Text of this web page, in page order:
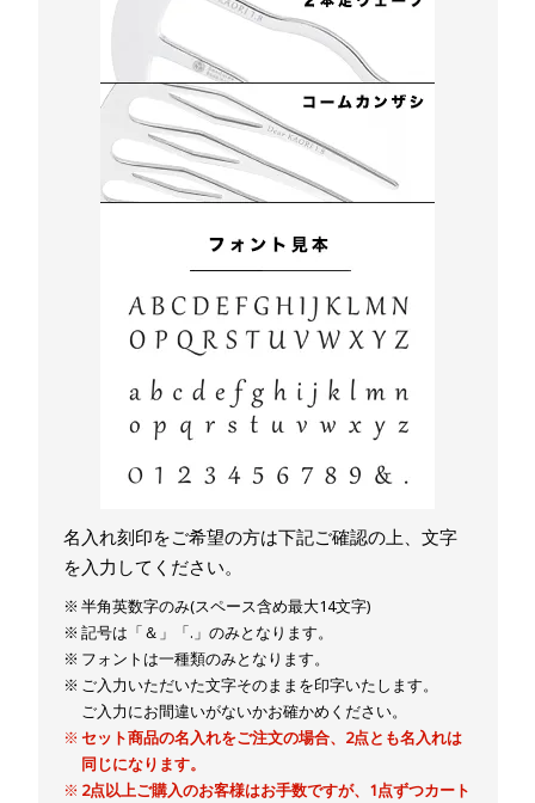
名入れ刻印をご希望の方は下記ご確認の上、文字
を入力してください。
半角英数字のみ(スペース含め最大14文字)
記号は「＆」「.」のみとなります。
フォントは一種類のみとなります。
ご入力いただいた文字そのままを印字いたします。
ご入力にお間違いがないかお確かめください。
セット商品の名入れをご注文の場合、2点とも名入れは
同じになります。
2点以上ご購入のお客様はお手数ですが、1点ずつカート